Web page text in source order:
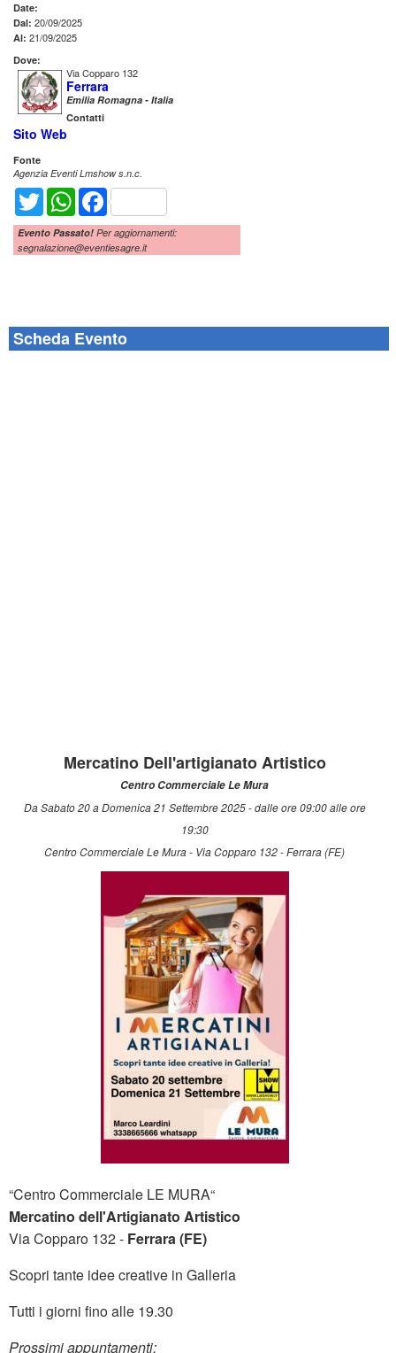
Date:
Dal: 20/09/2025
Al: 21/09/2025
Dove:
Via Copparo 132
Ferrara
Emilia Romagna - Italia
Contatti
Sito Web
Fonte
Agenzia Eventi Lmshow s.n.c.
Twitter WhatsAppFacebook
Evento Passato! Per aggiornamenti:
segnalazione@eventiesagre.it
Scheda Evento
Mercatino Dell'artigianato Artistico
Centro Commerciale Le Mura
Da Sabato 20 a Domenica 21 Settembre 2025 - dalle ore 09:00 alle ore
19:30
Centro Commerciale Le Mura - Via Copparo 132 - Ferrara (FE)
“Centro Commerciale LE MURA“
Mercatino dell'Artigianato Artistico
Via Copparo 132 - Ferrara (FE)
Scopri tante idee creative in Galleria
Tutti i giorni fino alle 19.30
Prossimi appuntamenti: